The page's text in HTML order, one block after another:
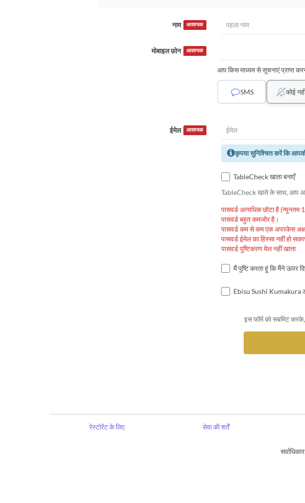
नाम आवश्यक
मोबाइल फ़ोन आवश्यक
आप किस माध्यम से सूचनाएं प्राप्त
SMS कोई
ईमेल आवश्यक
कृपया सुनिश्चित करें कि
TableCheck खाता बनाएँ
TableCheck खाते के साथ, आप
पासवर्ड अत्यधिक छोटा है (न्यूनतम
पासवर्ड बहुत कमजोर है।
पासवर्ड कम से कम एक अपरकेस
पासवर्ड ईमेल का हिस्सा नहीं हो
पासवर्ड पुष्टिकरण मेल नहीं खाता
मैं पुष्टि करता हूं कि मैंने ऊपर
Ebisu Sushi Kumakura
इस फॉर्म को सबमिट
रेस्टोरेंट के लिए सेवा की शर्तें